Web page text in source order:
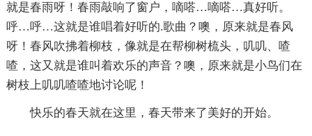
就是春雨呀！春雨敲响了窗户，嘀嗒…嘀嗒…真好听。
呼…呼…这就是谁唱着好听的.歌曲？噢，原来就是春风
呀！春风吹拂着柳枝，像就是在帮柳树梳头，叽叽、喳
喳，这又就是谁叫着欢乐的声音？噢，原来就是小鸟们在
树枝上叽叽喳喳地讨论呢！
快乐的春天就在这里，春天带来了美好的开始。